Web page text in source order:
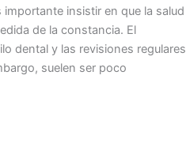
insistir en que la salud
de la constancia. El
dental y las revisiones regulares
suelen ser poco